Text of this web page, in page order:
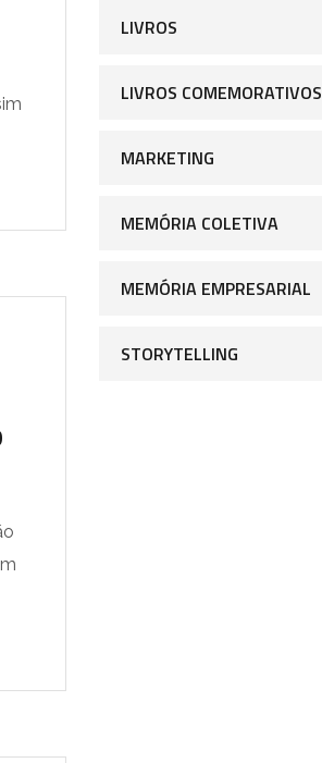
LIVROS
LIVROS COMEMORATIVOS
MARKETING
MEMÓRIA COLETIVA
MEMÓRIA EMPRESARIAL
STORYTELLING